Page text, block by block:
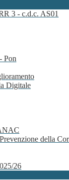
3 - c.d.c. AS01
Pon
Digitale
della
26